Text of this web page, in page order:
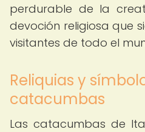
perdurable de la
devoción religiosa que
visitantes de todo el
Reliquias y
catacumbas
Las catacumbas de